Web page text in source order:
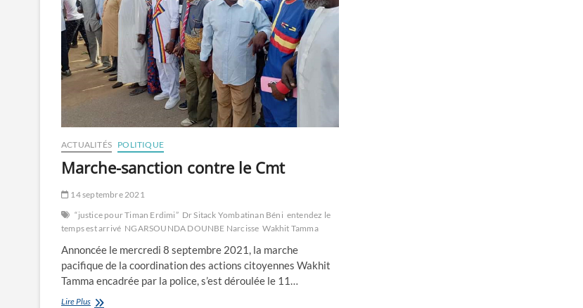
ACTUALITÉS POLITIQUE
Marche-sanction contre le Cmt
14 septembre 2021
“justice pour Timan Erdimi” Dr Sitack Yombatinan Béni entendez le
temps est arrivé NGARSOUNDA DOUNBE Narcisse Wakhit Tamma
Annoncée le mercredi 8 septembre 2021, la marche
pacifique de la coordination des actions citoyennes Wakhit
Tamma encadrée par la police, s’est déroulée le 11…
Lire PlusMarche-